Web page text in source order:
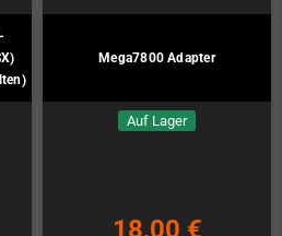
Mega7800 Adapter
Auf Lager
18,00 €